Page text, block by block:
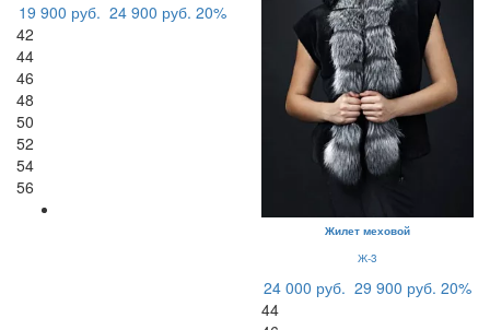
19 900 руб. 24 900 руб. 20%
42
44
46
48
50
52
54
56
Жилет меховой
Ж-3
24 000 руб. 29 900 руб. 20%
44